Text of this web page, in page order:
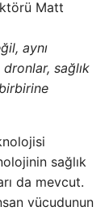
Matt
aynı
sağlık
sağlık
da mevcut.
vücudunun